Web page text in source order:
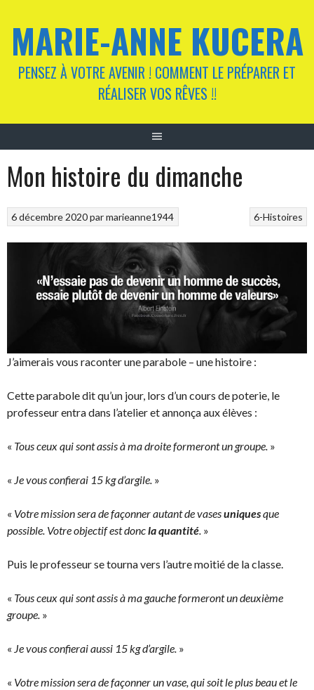
contenu
MARIE-ANNE KUCERA
PENSEZ À VOTRE AVENIR ! COMMENT LE PRÉPARER ET
RÉALISER VOS RÊVES !!
Mon histoire du dimanche
6-Histoires
6 décembre 2020parmarieanne1944
J’aimerais vous raconter une parabole – une histoire :
Cette parabole dit qu’un jour, lors d’un cours de poterie, le
professeur entra dans l’atelier et annonça aux élèves :
« Tous ceux qui sont assis à ma droite formeront un groupe. »
« Je vous confierai 15 kg d’argile. »
« Votre mission sera de façonner autant de vasesuniquesque
possible. Votre objectif est doncla quantité. »
Puis le professeur se tourna vers l’autre moitié de la classe.
« Tous ceux qui sont assis à ma gauche formeront un deuxième
groupe. »
« Je vous confierai aussi 15 kg d’argile. »
« Votre mission sera de façonner un vase, qui soit le plus beau et le